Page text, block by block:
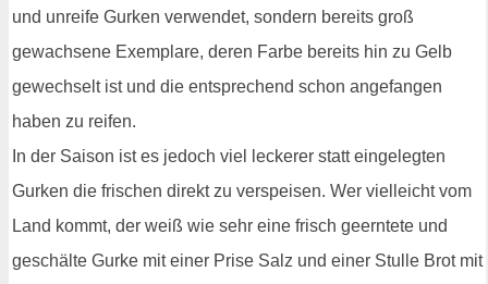
und unreife Gurken verwendet, sondern bereits groß
gewachsene Exemplare, deren Farbe bereits hin zu Gelb
gewechselt ist und die entsprechend schon angefangen
haben zu reifen.
In der Saison ist es jedoch viel leckerer statt eingelegten
Gurken die frischen direkt zu verspeisen. Wer vielleicht vom
Land kommt, der weiß wie sehr eine frisch geerntete und
geschälte Gurke mit einer Prise Salz und einer Stulle Brot mit